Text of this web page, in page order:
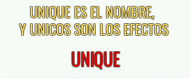
UNIQUE ES EL NOMBRE,
Y UNICOS SON LOS EFECTOS
UNIQUE